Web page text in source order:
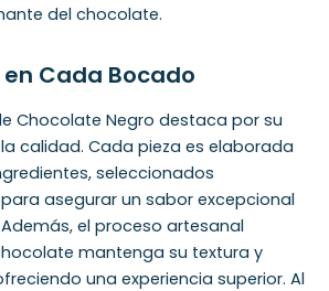
del chocolate.
Cada Bocado
Chocolate Negro destaca por su
calidad. Cada pieza es elaborada
seleccionados
asegurar un sabor excepcional
el proceso artesanal
mantenga su textura y
una experiencia superior. Al